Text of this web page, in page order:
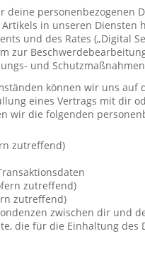
deine personenbezogenen
in unseren Diensten
und des Rates („Digital
zur
und
können wir uns auf
eines Vertrags mit dir
wir die folgenden
zutreffend)
zutreffend)
zutreffend)
zwischen dir und
die für die Einhaltung des